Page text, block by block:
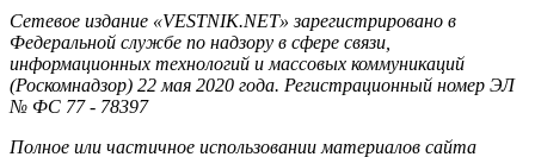
Сетевое издание «VESTNIK.NET» зарегистрировано в
Федеральной службе по надзору в сфере связи,
информационных технологий и массовых коммуникаций
(Роскомнадзор) 22 мая 2020 года. Регистрационный номер ЭЛ
№ ФС 77 - 78397
Полное или частичное использовании материалов сайта